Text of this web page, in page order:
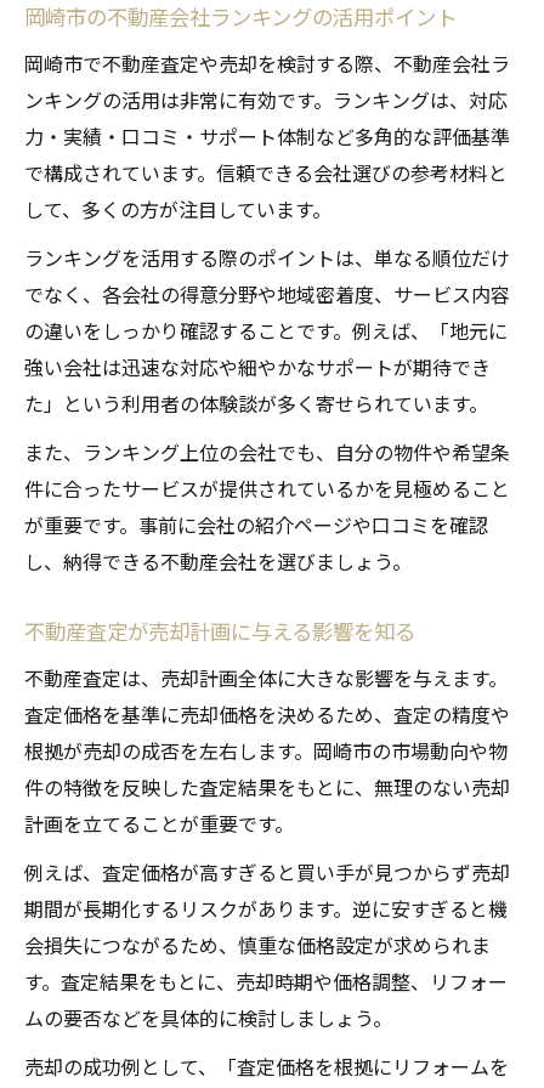
岡崎市の不動産会社ランキングの活用ポイント
岡崎市で不動産査定や売却を検討する際、不動産会社ラ
ンキングの活用は非常に有効です。ランキングは、対応
力・実績・口コミ・サポート体制など多角的な評価基準
で構成されています。信頼できる会社選びの参考材料と
して、多くの方が注目しています。
ランキングを活用する際のポイントは、単なる順位だけ
でなく、各会社の得意分野や地域密着度、サービス内容
の違いをしっかり確認することです。例えば、「地元に
強い会社は迅速な対応や細やかなサポートが期待でき
た」という利用者の体験談が多く寄せられています。
また、ランキング上位の会社でも、自分の物件や希望条
件に合ったサービスが提供されているかを見極めること
が重要です。事前に会社の紹介ページや口コミを確認
し、納得できる不動産会社を選びましょう。
不動産査定が売却計画に与える影響を知る
不動産査定は、売却計画全体に大きな影響を与えます。
査定価格を基準に売却価格を決めるため、査定の精度や
根拠が売却の成否を左右します。岡崎市の市場動向や物
件の特徴を反映した査定結果をもとに、無理のない売却
計画を立てることが重要です。
例えば、査定価格が高すぎると買い手が見つからず売却
期間が長期化するリスクがあります。逆に安すぎると機
会損失につながるため、慎重な価格設定が求められま
す。査定結果をもとに、売却時期や価格調整、リフォー
ムの要否などを具体的に検討しましょう。
売却の成功例として、「査定価格を根拠にリフォームを